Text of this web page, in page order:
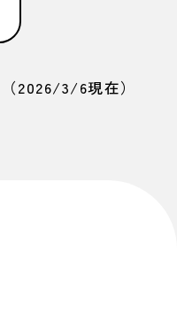
（2026/3/6現在）